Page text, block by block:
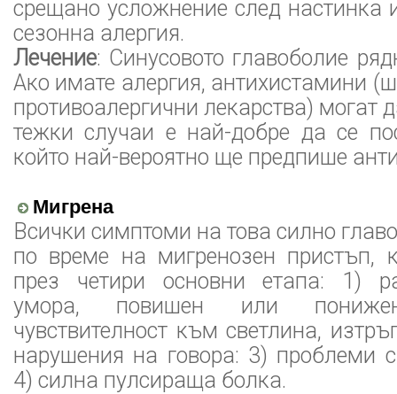
срещано усложнение след настинка
сезонна алергия.
Лечение: Синусовото главоболие
Ако имате алергия, антихистамини
противоалергични лекарства) могат
тежки случаи е най-добре да се
който най-вероятно ще предпише
Мигрена
Всички симптоми на това силно
по време на мигренозен пристъп,
през четири основни етапа: 1)
умора, повишен или
чувствителност към светлина,
нарушения на говора: 3) проблеми
4) силна пулсираща болка.